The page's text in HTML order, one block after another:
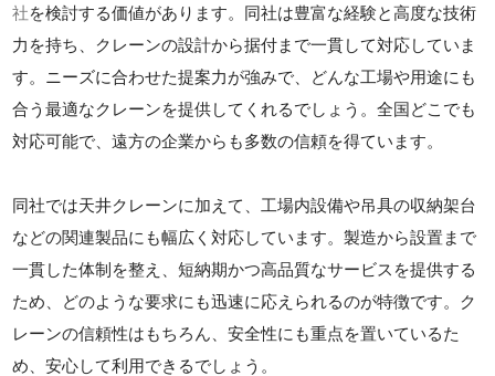
社を検討する価値があります。同社は豊富な経験と高度な技術
力を持ち、クレーンの設計から据付まで一貫して対応していま
す。ニーズに合わせた提案力が強みで、どんな工場や用途にも
合う最適なクレーンを提供してくれるでしょう。全国どこでも
対応可能で、遠方の企業からも多数の信頼を得ています。
同社では天井クレーンに加えて、工場内設備や吊具の収納架台
などの関連製品にも幅広く対応しています。製造から設置まで
一貫した体制を整え、短納期かつ高品質なサービスを提供する
ため、どのような要求にも迅速に応えられるのが特徴です。ク
レーンの信頼性はもちろん、安全性にも重点を置いているた
め、安心して利用できるでしょう。